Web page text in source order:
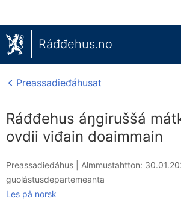
Ráđđehus.no
Preassadieđáhusat
Ráđđehus áŋgiruššá
ovdii viđain doaimmain
Preassadieđáhus | Almmustahtton:
guolástusdepartemeanta
Les på norsk